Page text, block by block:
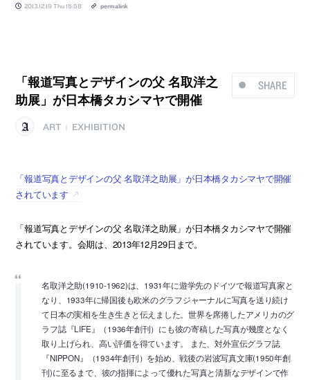
2013.12.19 Thu 15:58 permalink
SHARE
「報道写真とデザインの父 名取洋之
助展」が日本橋タカシマヤで開催
ART EXHIBITION
「報道写真とデザインの父 名取洋之助展」が日本橋タカシマヤで開催
されています
「報道写真とデザインの父 名取洋之助展」が日本橋タカシマヤで開催
されています。会期は、2013年12月29日まで。
名取洋之助(1910-1962)は、1931年に遊学先のドイツで報道写真家と
なり、1933年に帰国後も欧米のグラフジャーナルに写真を送り続け
て日本の実相を生き生きと伝えました。世界を席捲したアメリカのグ
ラフ誌『LIFE』（1936年創刊）にも彼の寄稿した写真が幾度となく
取り上げられ、高い評価を得ています。 また、対外宣伝グラフ誌
『NIPPON』（1934年創刊）を始め、戦後の岩波写真文庫(1950年創
刊)に至るまで、彼の指揮によって優れた写真と清新なデザインで作